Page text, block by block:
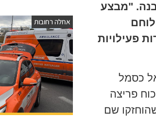
"מבצע
פעילויות
כסמל
פריצה
שם
אחלה רחובות